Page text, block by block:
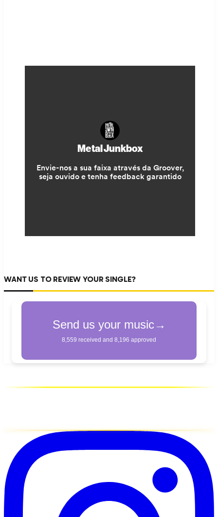
WANT US TO REVIEW YOUR SINGLE?